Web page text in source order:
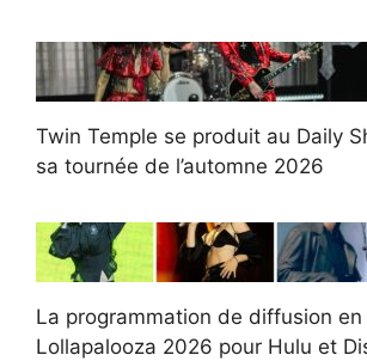
Twin Temple se produit au Daily
sa tournée de l’automne 2026
La programmation de diffusion
Lollapalooza 2026 pour Hulu et